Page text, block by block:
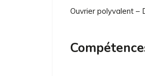
Ouvrier polyvalent –